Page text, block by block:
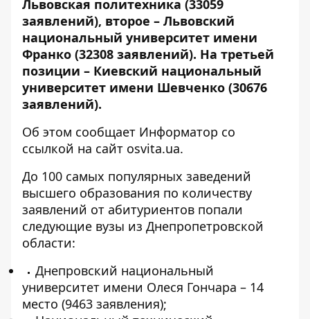
Львовская политехника (33059
заявлений), второе – Львовский
национальный университет имени
Франко (32308 заявлений). На третьей
позиции – Киевский национальный
университет имени Шевченко (30676
заявлений).
Об этом сообщает Информатор со
ссылкой на сайт osvita.ua.
До 100 самых популярных заведений
высшего образования по количеству
заявлений от абитуриентов попали
следующие вузы из Днепропетровской
области:
Днепровский национальный
университет имени Олеся Гончара – 14
место (9463 заявления);